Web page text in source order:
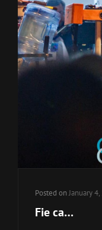
Posted onJanuary
Fie ca…